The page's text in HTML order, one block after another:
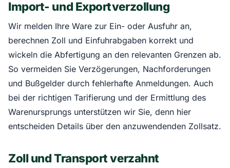
Import- und Exportverzollung
Wir melden Ihre Ware zur Ein- oder Ausfuhr an,
berechnen Zoll und Einfuhrabgaben korrekt und
wickeln die Abfertigung an den relevanten Grenzen ab.
So vermeiden Sie Verzögerungen, Nachforderungen
und Bußgelder durch fehlerhafte Anmeldungen. Auch
bei der richtigen Tarifierung und der Ermittlung des
Warenursprungs unterstützen wir Sie, denn hier
entscheiden Details über den anzuwendenden Zollsatz.
Zoll und Transport verzahnt